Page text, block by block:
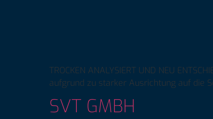
TROCKEN ANALYSIERT UND NEU
aufgrund zu starker Ausrichtung auf die
SVT GMBH